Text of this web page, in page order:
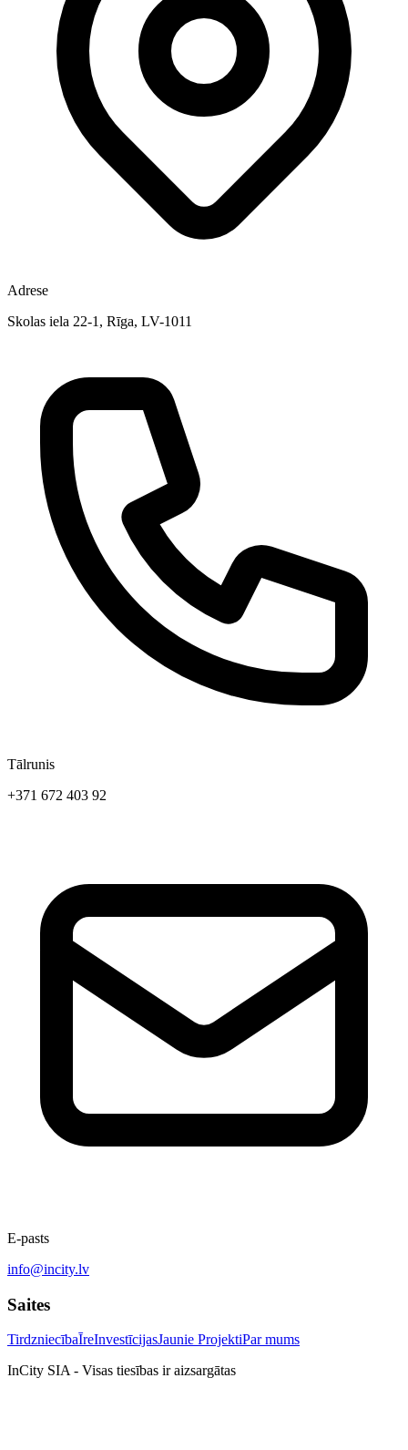
Adrese
Skolas iela 22-1, Rīga, LV-1011
Tālrunis
+371 672 403 92
E-pasts
info@incity.lv
Saites
TirdzniecībaĪreInvestīcijasJaunie ProjektiPar mums
InCity SIA - Visas tiesības ir aizsargātas